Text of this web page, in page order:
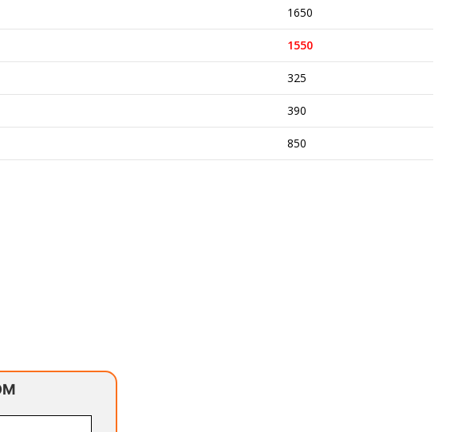
1650
1550
325
390
850